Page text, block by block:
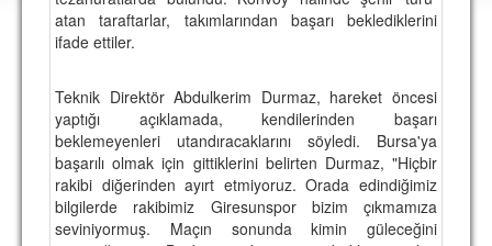
LİSANSLI ÜRÜNLER
MULTİMEDYA
FOTOĞRAF & VİDEOLAR
MARŞ & TEZAHÜRATLAR
KULÜP
atan taraftarlar, takımlarından başarı beklediklerini
ifade ettiler.
Teknik Direktör Abdulkerim Durmaz, hareket öncesi
yaptığı açıklamada, kendilerinden başarı
beklemeyenleri utandıracaklarını söyledi. Bursa'ya
başarılı olmak için gittiklerini belirten Durmaz, "Hiçbir
rakibi diğerinden ayırt etmiyoruz. Orada edindiğimiz
bilgilerde rakibimiz Giresunspor bizim çıkmamıza
seviniyormuş. Maçın sonunda kimin güleceğini